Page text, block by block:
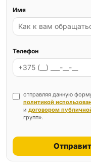
Имя
Телефон
отправляя данную
политикой
и договором
групп».